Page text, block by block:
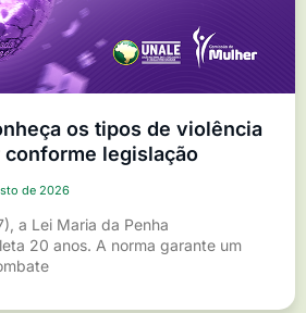
os tipos de violência
legislação
de 2026
a Lei Maria da Penha
20 anos. A norma garante um